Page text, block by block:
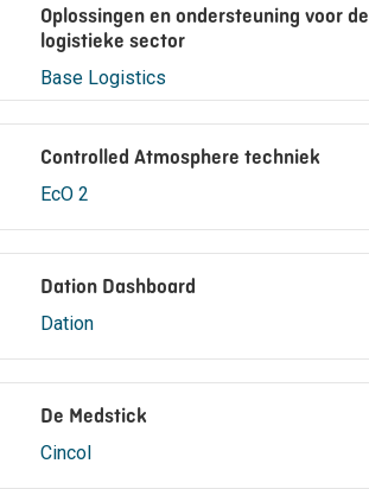
Oplossingen en ondersteuning voor de
logistieke sector
Base Logistics
Controlled Atmosphere techniek
EcO 2
Dation Dashboard
Dation
De Medstick
Cincol